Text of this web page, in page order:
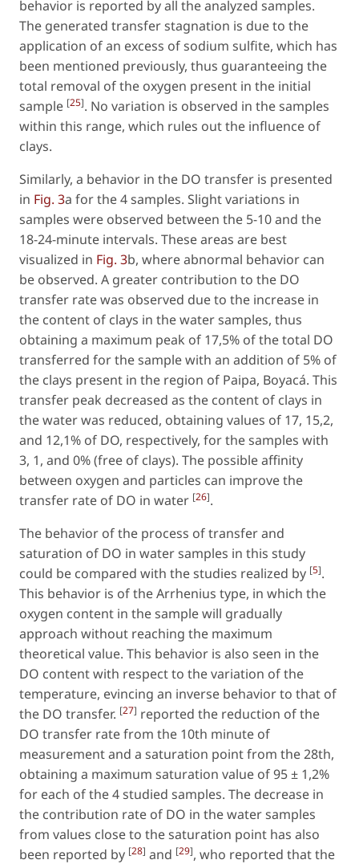
behavior is reported by all the analyzed samples.
The generated transfer stagnation is due to the
application of an excess of sodium sulfite, which has
been mentioned previously, thus guaranteeing the
total removal of the oxygen present in the initial
sample [25]. No variation is observed in the samples
within this range, which rules out the influence of
clays.
Similarly, a behavior in the DO transfer is presented
in Fig. 3a for the 4 samples. Slight variations in
samples were observed between the 5-10 and the
18-24-minute intervals. These areas are best
visualized in Fig. 3b, where abnormal behavior can
be observed. A greater contribution to the DO
transfer rate was observed due to the increase in
the content of clays in the water samples, thus
obtaining a maximum peak of 17,5% of the total DO
transferred for the sample with an addition of 5% of
the clays present in the region of Paipa, Boyacá. This
transfer peak decreased as the content of clays in
the water was reduced, obtaining values of 17, 15,2,
and 12,1% of DO, respectively, for the samples with
3, 1, and 0% (free of clays). The possible affinity
between oxygen and particles can improve the
transfer rate of DO in water [26].
The behavior of the process of transfer and
saturation of DO in water samples in this study
could be compared with the studies realized by [5].
This behavior is of the Arrhenius type, in which the
oxygen content in the sample will gradually
approach without reaching the maximum
theoretical value. This behavior is also seen in the
DO content with respect to the variation of the
temperature, evincing an inverse behavior to that of
the DO transfer. [27] reported the reduction of the
DO transfer rate from the 10th minute of
measurement and a saturation point from the 28th,
obtaining a maximum saturation value of 95 ± 1,2%
for each of the 4 studied samples. The decrease in
the contribution rate of DO in the water samples
from values close to the saturation point has also
been reported by [28] and [29], who reported that the